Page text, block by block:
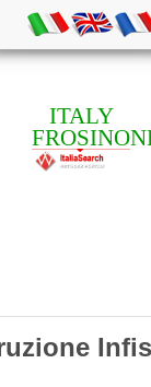
ITALY